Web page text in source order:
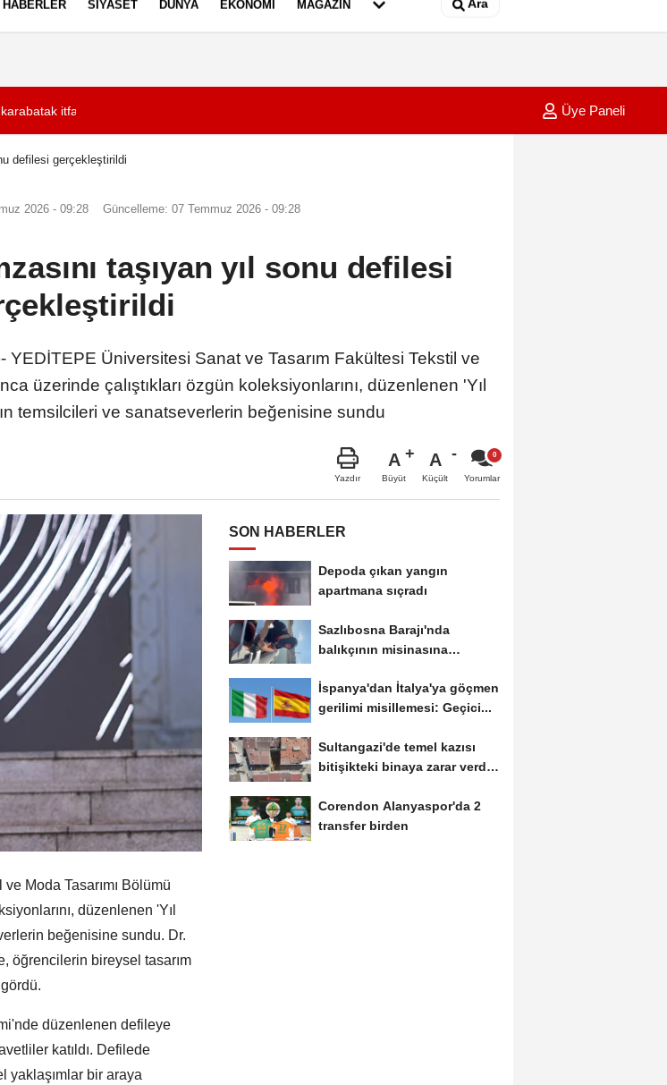
HABERLER SIYASET DÜNYA EKONOMI MAGAZIN Ara
itfaiye ekiplerince kurtarıldıİspanya'dan İtalya'ya göçmen gerilimi misillemesi: Geçici sınır kontrolleri başlatılıyor
13:07
Üye Paneli
defilesi gerçekleştirildi
2026 - 09:28 Güncelleme: 07 Temmuz 2026 - 09:28
taşıyan yıl sonu defilesi
Üniversitesi Sanat ve Tasarım Fakültesi Tekstil ve
üzerinde çalıştıkları özgün koleksiyonlarını, düzenlenen 'Yıl
temsilcileri ve sanatseverlerin beğenisine sundu
Yazdır
A
Büyüt
A
Küçült Yorumlar
Moda Tasarımı Bölümü
düzenlenen 'Yıl
beğenisine sundu. Dr.
öğrencilerin bireysel tasarım
düzenlenen defileye
katıldı. Defilede
yaklaşımlar bir araya
SON HABERLER
Depoda çıkan yangın
apartmana sıçradı
Sazlıbosna Barajı'nda
balıkçının misinasına
İspanya'dan İtalya'ya göçmen
gerilimi misillemesi: Geçici...
Sultangazi'de temel kazısı
bitişikteki binaya zarar verdi;
Corendon Alanyaspor'da 2
transfer birden